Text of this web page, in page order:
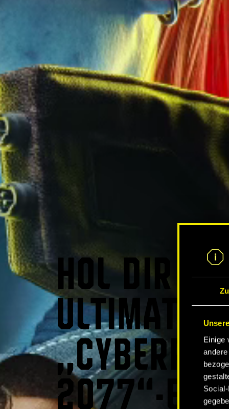
Einige
HOL DIR
ULTIMATIVE
2077“-